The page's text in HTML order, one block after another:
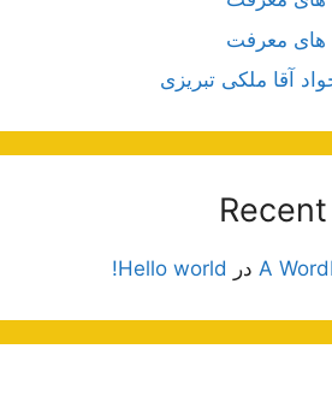
های معرفت
آقا ملکی تبریزی
A در Hello world!